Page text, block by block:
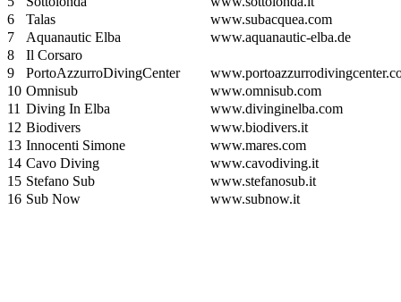
6
Talas
www.subacquea.com
7
Aquanautic Elba
www.aquanautic-elba.de
8
Il Corsaro
9
PortoAzzurroDivingCenter
10 Omnisub
www.omnisub.com
11 Diving In Elba
www.divinginelba.com
12 Biodivers
www.biodivers.it
13 Innocenti Simone
www.mares.com
14 Cavo Diving
www.cavodiving.it
15 Stefano Sub
www.stefanosub.it
16 Sub Now www.subnow.it